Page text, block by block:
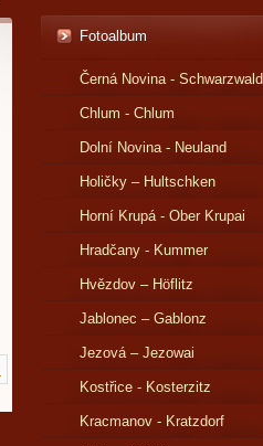
Fotoalbum
Černá Novina - Schwarzwald
Chlum - Chlum
Dolní Novina - Neuland
Holičky – Hultschken
Horní Krupá - Ober Krupai
Hradčany - Kummer
Hvězdov – Höflitz
Jablonec – Gablonz
Jezová – Jezowai
Kostřice - Kosterzitz
Kracmanov - Kratzdorf